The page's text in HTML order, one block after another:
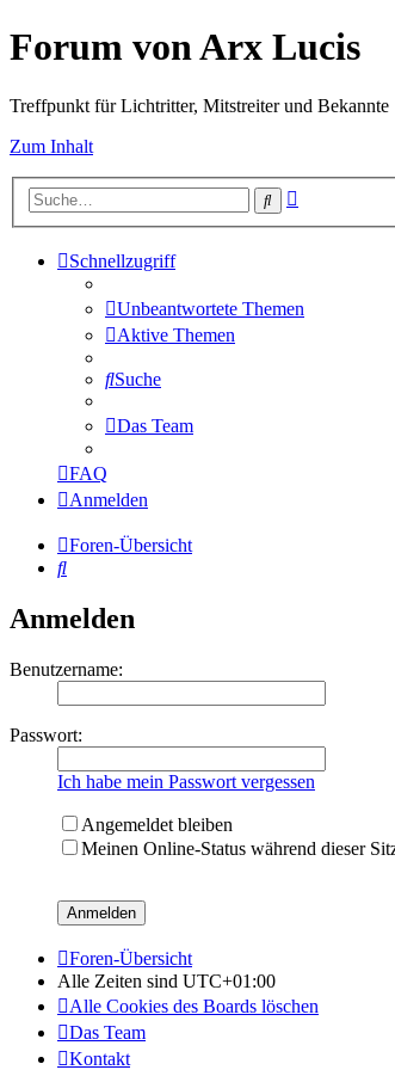
Forum von Arx Lucis
Treffpunkt für Lichtritter, Mitstreiter und Bekannte
Zum Inhalt
Suche
Schnellzugriff
Unbeantwortete Themen
Aktive Themen
Suche
Das Team
FAQ
Anmelden
Foren-Übersicht
Suche
Anmelden
Benutzername:
Passwort:
Ich habe mein Passwort vergessen
Angemeldet bleiben
Meinen Online-Status während dieser
Foren-Übersicht
Alle Zeiten sind UTC+01:00
Alle Cookies des Boards löschen
Das Team
Kontakt